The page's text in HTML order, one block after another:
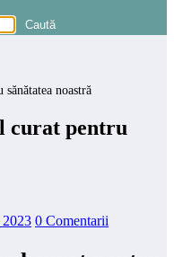
noastră
curat pentru
2023 0 Comentarii